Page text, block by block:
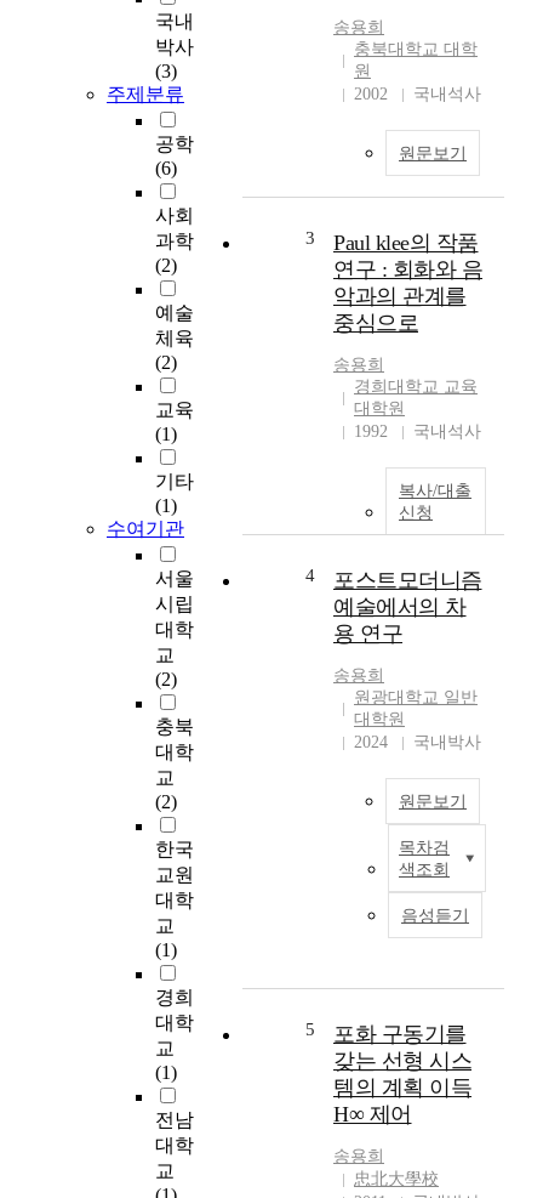
국내
박사
(3)
주제분류
공학
(6)
사회
과학
(2)
예술
체육
(2)
교육
(1)
기타
(1)
수여기관
서울
시립
대학
교
(2)
충북
대학
교
(2)
한국
교원
대학
교
(1)
경희
대학
교
(1)
전남
대학
교
송용희
충북대학교 대학
원
2002
국내석사
원문보기
3
Paul klee의 작품
연구 : 회화와 음
악과의 관계를
중심으로
송용희
경희대학교 교육
대학원
1992
국내석사
복사/대출
신청
4
포스트모더니즘
예술에서의 차
용 연구
송용희
원광대학교 일반
대학원
2024
국내박사
원문보기
목차검
색조회
음성듣기
5
포화 구동기를
갖는 선형 시스
템의 계획 이득
H∞ 제어
송용희
忠北大學校